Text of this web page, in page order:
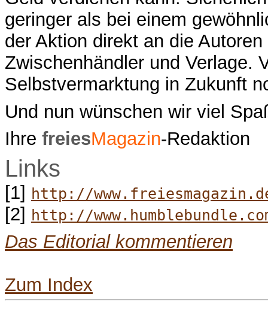
geringer als bei einem
der Aktion direkt an die
Zwischenhändler und Verlage.
Selbstvermarktung in Zukunft
Und nun wünschen wir viel
Ihre freiesMagazin-Redaktion
Links
[1] http://
[2] http://
Das Editorial kommentieren
Zum Index